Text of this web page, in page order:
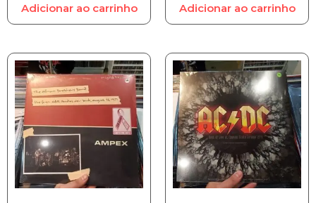
Adicionar ao carrinho Adicionar ao carrinho